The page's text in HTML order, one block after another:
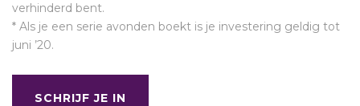
verhinderd bent.
* Als je een serie avonden boekt is je investering geldig tot
juni ’20.
SCHRIJF JE IN